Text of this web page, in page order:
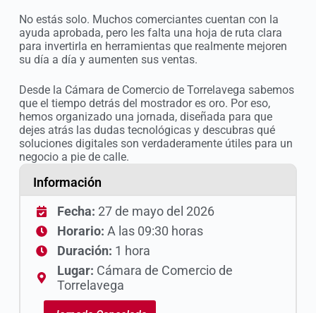
No estás solo. Muchos comerciantes cuentan con la
ayuda aprobada, pero les falta una hoja de ruta clara
para invertirla en herramientas que realmente mejoren
su día a día y aumenten sus ventas.
Desde la Cámara de Comercio de Torrelavega sabemos
que el tiempo detrás del mostrador es oro. Por eso,
hemos organizado una jornada, diseñada para que
dejes atrás las dudas tecnológicas y descubras qué
soluciones digitales son verdaderamente útiles para un
negocio a pie de calle.
Información
Fecha: 27 de mayo del 2026
Horario: A las 09:30 horas
Duración: 1 hora
Lugar: Cámara de Comercio de
Torrelavega